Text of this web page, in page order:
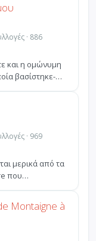
· 886
και η ομώνυμη
βασίστηκε-
· 969
μερικά από τα
που
Montaigne à